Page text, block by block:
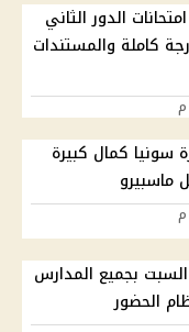
الدور الثاني
كاملة والمستندات
سونيا كمال كبيرة
ماسبيرو
السبت بجميع المدارس